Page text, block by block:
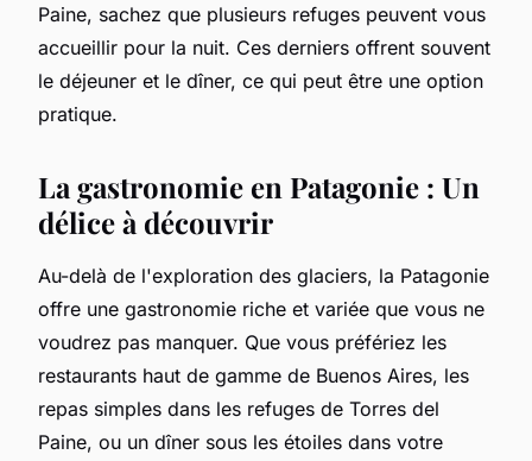
Paine, sachez que plusieurs refuges peuvent vous
accueillir pour la nuit. Ces derniers offrent souvent
le déjeuner et le dîner, ce qui peut être une option
pratique.
La gastronomie en Patagonie : Un
délice à découvrir
Au-delà de l'exploration des glaciers, la Patagonie
offre une gastronomie riche et variée que vous ne
voudrez pas manquer. Que vous préfériez les
restaurants haut de gamme de Buenos Aires, les
repas simples dans les refuges de Torres del
Paine, ou un dîner sous les étoiles dans votre